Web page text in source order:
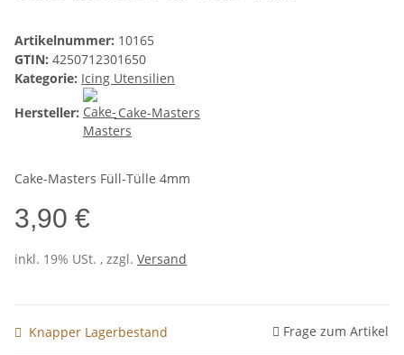
Artikelnummer: 10165
GTIN: 4250712301650
Kategorie: Icing Utensilien
Hersteller:
Cake-Masters
Cake-Masters Füll-Tülle 4mm
3,90 €
inkl. 19% USt. , zzgl. Versand
Knapper Lagerbestand Frage zum Artikel